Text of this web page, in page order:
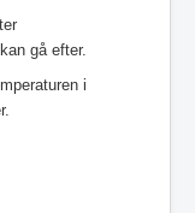
gå efter.
i